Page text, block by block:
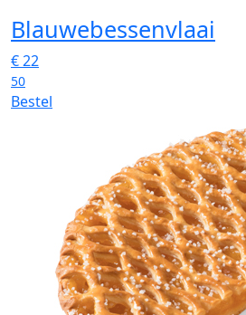
Blauwebessenvlaai
€22
50
Bestel